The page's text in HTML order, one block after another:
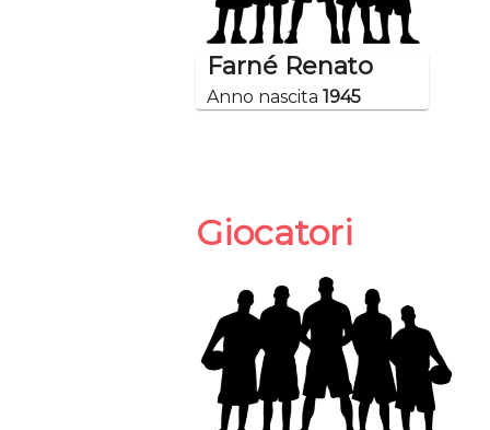
Farné Renato
Anno nascita 1945
Giocatori